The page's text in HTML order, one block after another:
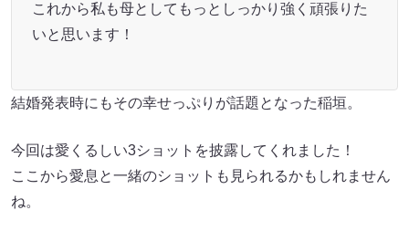
これから私も母としてもっとしっかり強く頑張りた
いと思います！
結婚発表時にもその幸せっぷりが話題となった稲垣。
今回は愛くるしい3ショットを披露してくれました！
ここから愛息と一緒のショットも見られるかもしれません
ね。